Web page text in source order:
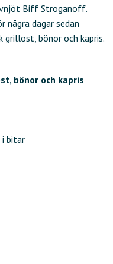
Biff Stroganoff.
några dagar sedan
grillost, bönor och kapris.
bönor och kapris
i bitar